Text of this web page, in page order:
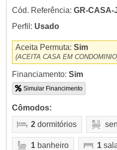
Cód. Referência: GR-CASA-
Perfil: Usado
Aceita Permuta: Sim
(ACEITA CASA EM
Financiamento: Sim
Simular Financimento
Cômodos:
2dormitórios
1banheiro 1